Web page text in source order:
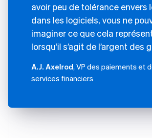
avoir peu de tolérance envers
dans les logiciels, vous ne
imaginer ce que cela
lorsqu’il s’agit de l’argent des
A.J. Axelrod, VP des paiements et
services financiers